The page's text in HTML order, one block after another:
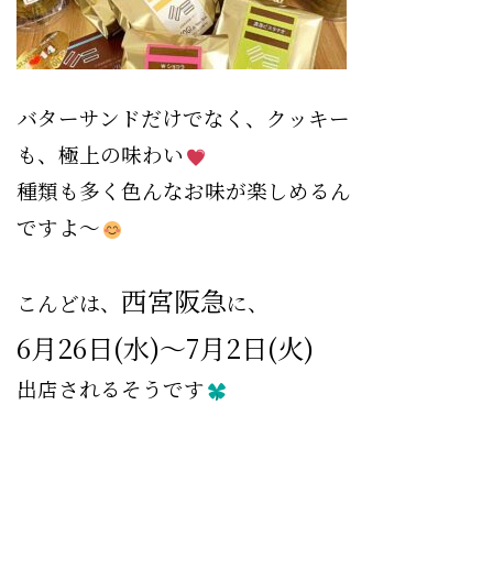
バターサンドだけでなく、クッキー
も、極上の味わい
種類も多く色んなお味が楽しめるん
ですよ〜
こんどは、 西宮阪急に、
6月26日(水)〜7月2日(火)
出店されるそうです